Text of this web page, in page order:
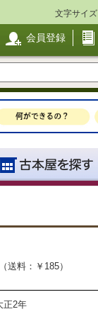
文字サイズ
会員登録
（送料：￥185）
正2年